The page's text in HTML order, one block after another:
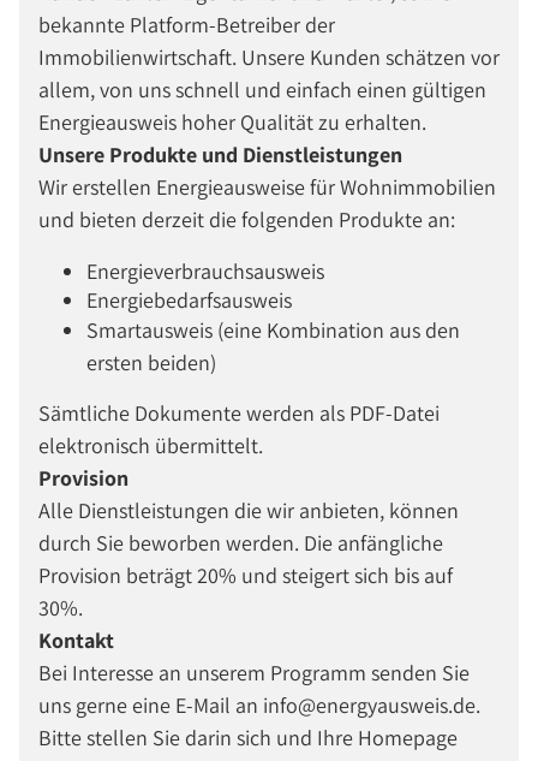
bekannte Platform-Betreiber der
Immobilienwirtschaft. Unsere Kunden schätzen vor
allem, von uns schnell und einfach einen gültigen
Energieausweis hoher Qualität zu erhalten.
Unsere Produkte und Dienstleistungen
Wir erstellen Energieausweise für Wohnimmobilien
und bieten derzeit die folgenden Produkte an:
Energieverbrauchsausweis
Energiebedarfsausweis
Smartausweis (eine Kombination aus den
ersten beiden)
Sämtliche Dokumente werden als PDF-Datei
elektronisch übermittelt.
Provision
Alle Dienstleistungen die wir anbieten, können
durch Sie beworben werden. Die anfängliche
Provision beträgt 20% und steigert sich bis auf
30%.
Kontakt
Bei Interesse an unserem Programm senden Sie
uns gerne eine E-Mail an info@energyausweis.de.
Bitte stellen Sie darin sich und Ihre Homepage